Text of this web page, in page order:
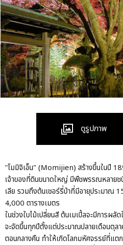
ดูรูปภาพ
"โมมิจิเอ็น" (Momijien) สร้างขึ้นในปี
เจ้าของที่ดินขนาดใหญ่ มีพืชพรรณหลายชนิ
เลีย รวมถึงต้นเชอร์รี่ป่าที่มีอายุประมาณ
4,000 ตารางเมตร
ในช่วงใบไม้เปลี่ยนสี ต้นเมเปิ้ลจะมีการผลั
จะจัดขึ้นทุกปีตั้งแต่ประมาณปลายเดือนตุล
ตอนกลางคืน ทำให้เกิดโลกมหัศจรรย์ที่แต